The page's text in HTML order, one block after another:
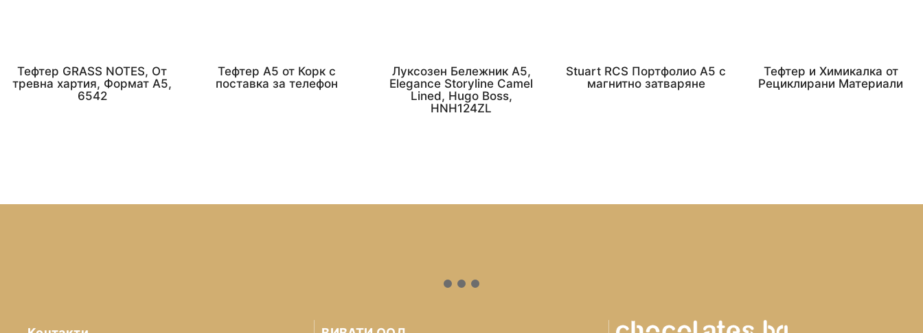
Тефтер GRASS NOTES, От
тревна хартия, Формат А5,
6542
Тефтер A5 от Корк с
поставка за телефон
Луксозен Бележник А5,
Elegance Storyline Camel
Lined, Hugo Boss,
HNH124ZL
Stuart RCS Портфолио А5 с
магнитно затваряне
Тефтер и Химикалка от
Рециклирани Материали